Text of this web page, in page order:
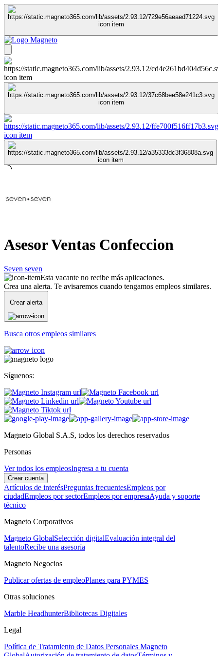
Asesor Ventas Confeccion
Seven seven
Esta vacante no recibe más aplicaciones.
Crea una alerta. Te avisaremos cuando tengamos empleos similares.
Crear alerta
Busca otros empleos similares
Síguenos:
Magneto Global S.A.S, todos los derechos reservados
Personas
Ver todos los empleosIngresa a tu cuenta
Crear cuenta
Artículos de interésPreguntas frecuentesEmpleos por
ciudadEmpleos por sectorEmpleos por empresaAyuda y soporte
técnico
Magneto Corporativos
Magneto GlobalSelección digitalEvaluación integral del
talentoRecibe una asesoría
Magneto Negocios
Publicar ofertas de empleoPlanes para PYMES
Otras soluciones
Marble HeadhunterBibliotecas Digitales
Legal
Política de Tratamiento de Datos Personales Magneto